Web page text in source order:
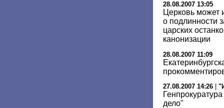
28.08.2007 13:05
Церковь может
о подлинности
царских
канонизации
28.08.2007 11:09
27.08.2007 14:26
дело"